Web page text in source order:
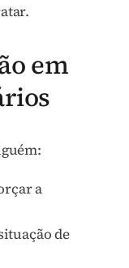
em
a
de